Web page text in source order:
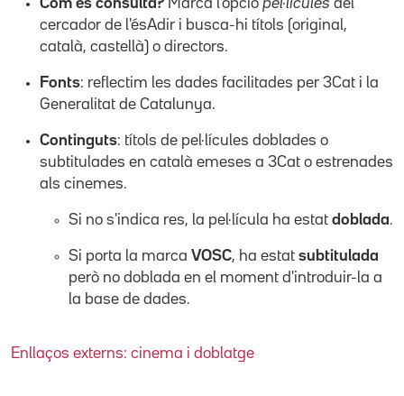
Com es consulta? Marca l'opció pel·lícules del
cercador de l'ésAdir i busca-hi títols (original,
català, castellà) o directors.
Fonts: reflectim les dades facilitades per 3Cat i la
Generalitat de Catalunya.
Continguts: títols de pel·lícules doblades o
subtitulades en català emeses a 3Cat o estrenades
als cinemes.
Si no s'indica res, la pel·lícula ha estat doblada.
Si porta la marca VOSC, ha estat subtitulada
però no doblada en el moment d'introduir-la a
la base de dades.
Enllaços externs: cinema i doblatge